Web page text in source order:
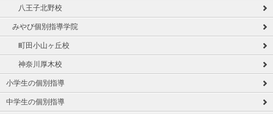
八王子北野校
みやび個別指導学院
町田小山ヶ丘校
神奈川厚木校
小学生の個別指導
中学生の個別指導